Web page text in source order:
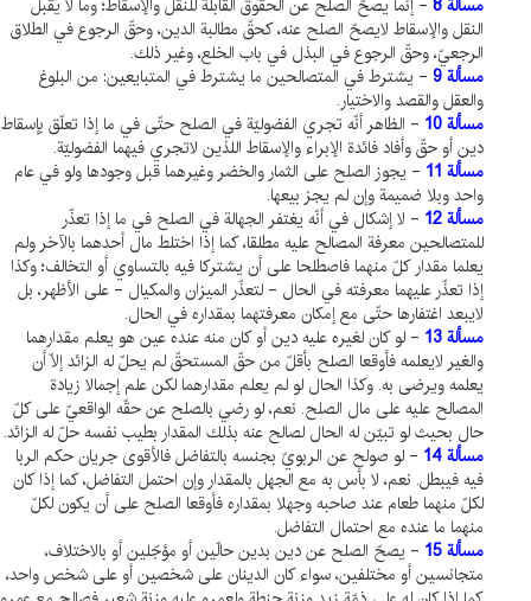
مسألة 8
- إنّما يصحّ الصلح عن الحقوق القابلة للنقل والإسقاط؛ وما لا يقبل
النقل والإسقاط لايصحّ الصلح عنه، كحقّ مطالبة الدين، وحقّ الرجوع في الطلاق
الرجعيّ، وحقّ الرجوع في البذل في باب الخلع، وغير ذلك.
مسألة 9
- يشترط في المتصالحين ما يشترط في المتبايعين: من البلوغ
والعقل والقصد والاختيار.
مسألة 10
- الظاهر أنّه تجري الفضوليّة في الصلح حتّى في ما إذا تعلّق بإسقاط
دين أو حقّ وأفاد فائدة الإبراء والإسقاط اللذين لاتجري فيهما الفضوليّة.
مسألة 11
- يجوز الصلح على الثمار والخضر وغيرهما قبل وجودها ولو في عام
واحد وبلا ضميمة وإن لم يجز بيعها.
مسألة 12
- لا إشكال في أنّه يغتفر الجهالة في الصلح في ما إذا تعذّر
للمتصالحين معرفة المصالح عليه مطلقا، كما إذا اختلط مال أحدهما بالآخر ولم
يعلما مقدار كلّ منهما فاصطلحا على أن يشتركا فيه بالتساوي أو التخالف؛ وكذا
إذا تعذّر عليهما معرفته في الحال - لتعذّر الميزان والمكيال - على الأظهر، بل
لايبعد اغتفارها حتّى مع إمكان معرفتهما بمقداره في الحال.
مسألة 13
- لو كان لغيره عليه دين أو كان منه عنده عين هو يعلم مقدارهما
والغير لايعلمه فأوقعا الصلح بأقلّ من حقّ المستحقّ لم يحلّ له الزائد إلّا أن
يعلمه ويرضى به. وكذا الحال لو لم يعلم مقدارهما لكن علم إجمالا زيادة
المصالح عليه على مال الصلح. نعم، لو رضي بالصلح عن حقّه الواقعيّ على كلّ
حال بحيث لو تبيّن له الحال لصالح عنه بذلك المقدار بطيب نفسه حلّ له الزائد.
مسألة 14
- لو صولح عن الربويّ بجنسه بالتفاضل فالأقوى جريان حكم الربا
فيه فيبطل. نعم، لا بأس به مع الجهل بالمقدار وإن احتمل التفاضل، كما إذا كان
لكلّ منهما طعام عند صاحبه وجهلا بمقداره فأوقعا الصلح على أن يكون لكلّ
منهما ما عنده مع احتمال التفاضل.
مسألة 15
- يصحّ الصلح عن دين بدين حالّين أو مؤجّلين أو بالاختلاف،
متجانسين أو مختلفين، سواء كان الدينان على شخصين أو على شخص واحد،